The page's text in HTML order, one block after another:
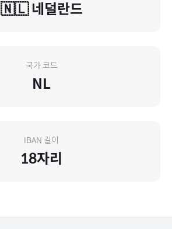
🇳🇱 네덜란드
국가 코드
NL
IBAN 길이
18자리